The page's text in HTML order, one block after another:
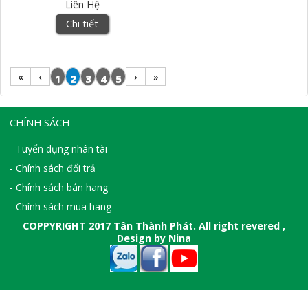
Liên Hệ
Chi tiết
« ‹ 1 2 3 4 5 › »
CHÍNH SÁCH
- Tuyển dụng nhân tài
- Chính sách đổi trả
- Chính sách bán hang
- Chính sách mua hang
COPPYRIGHT 2017 Tân Thành Phát. All right revered ,
Design by Nina